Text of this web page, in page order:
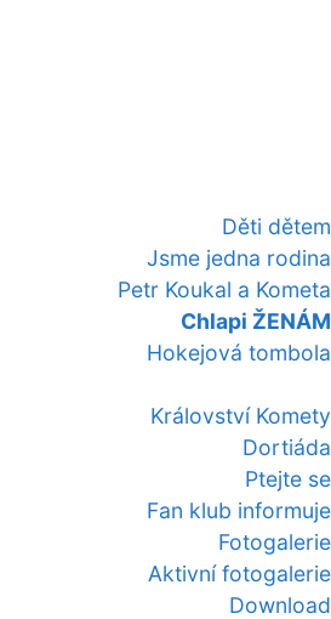
Děti dětem
Jsme jedna rodina
Petr Koukal a Kometa
Chlapi ŽENÁM
Hokejová tombola
Království Komety
Dortiáda
Ptejte se
Fan klub informuje
Fotogalerie
Aktivní fotogalerie
Download